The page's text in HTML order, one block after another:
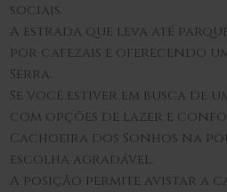
sociais.
A estrada que leva até
por cafezais e oferecendo
Serra.
Se você estiver em busca de
com opções de lazer e
Cachoeira dos Sonhos na
escolha agradável.
A posição permite avistar a